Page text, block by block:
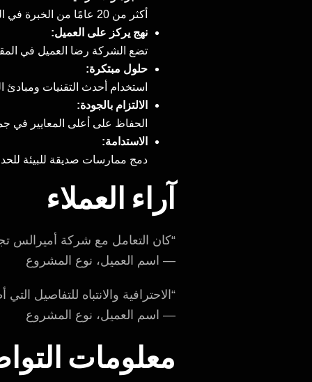
أكثر من 20 عامًا من الخبرة في القطاع تُمكن الشركة من تقديم حلول مدروسة وعالية الجودة.
نهج يركز على العميل:
تضع الشركة رضا العميل في
حلول مبتكرة:
استخدام أحدث التقنيات ومبادئ
الالتزام بالجودة:
الحفاظ على أعلى المعايير في
الاستدامة:
دمج ممارسات صديقة للبيئة للحد
آراء العملاء
“كان التعامل مع شركة أميرالس
— اسم العميل، نوع المشروع
“الاحترافية والانتباه للتفاصيل
— اسم العميل، نوع المشروع
معلومات